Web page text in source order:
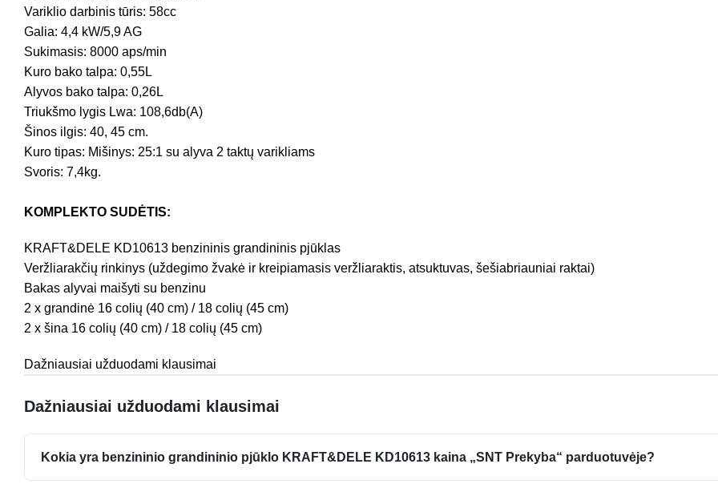
Variklio darbinis tūris: 58cc
Galia: 4,4 kW/5,9 AG
Sukimasis: 8000 aps/min
Kuro bako talpa: 0,55L
Alyvos bako talpa: 0,26L
Triukšmo lygis Lwa: 108,6db(A)
Šinos ilgis: 40, 45 cm.
Kuro tipas: Mišinys: 25:1 su alyva 2 taktų varikliams
Svoris: 7,4kg.
KOMPLEKTO SUDĖTIS:
KRAFT&DELE KD10613 benzininis grandininis pjūklas
Veržliarakčių rinkinys (uždegimo žvakė ir kreipiamasis veržliaraktis, atsuktuvas, šešiabriauniai raktai)
Bakas alyvai maišyti su benzinu
2 x grandinė 16 colių (40 cm) / 18 colių (45 cm)
2 x šina 16 colių (40 cm) / 18 colių (45 cm)
Dažniausiai užduodami klausimai
Dažniausiai užduodami klausimai
Kokia yra benzininio grandininio pjūklo KRAFT&DELE KD10613 kaina „SNT Prekyba“ parduotuvėje?